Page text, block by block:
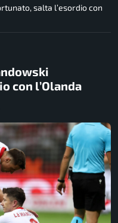
salta l’esordio con
con l’Olanda